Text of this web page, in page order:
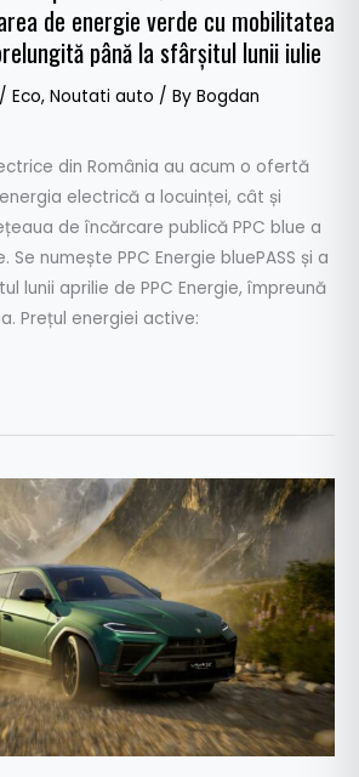
de energie verde cu mobilitatea
până la sfârșitul lunii iulie
/ Eco, Noutati auto / By Bogdan
din România au acum o ofertă
electrică a locuinței, cât și
de încărcare publică PPC blue a
numește PPC Energie bluePASS și a
lunii aprilie de PPC Energie, împreună
Prețul energiei active: